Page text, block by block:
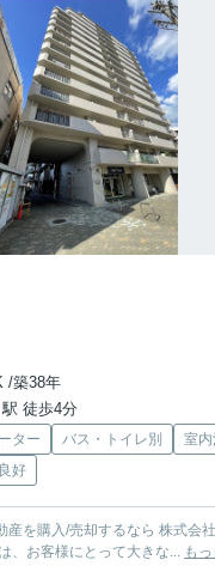
/築38年
徒歩4分
ター バス・トイレ別
室
好
産を購入/売却するなら 株式会
、お客様にとって大きな... も